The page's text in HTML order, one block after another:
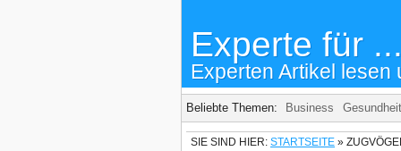
Experte für ...
Experten Artikel lesen
Beliebte Themen: Business Gesundheit
SIE SIND HIER: STARTSEITE »